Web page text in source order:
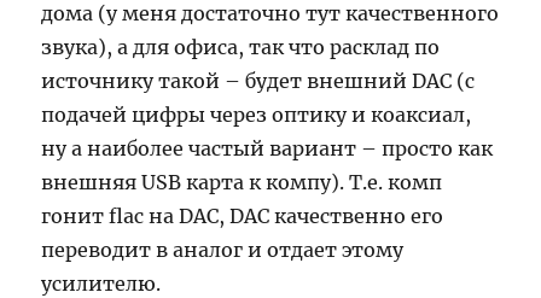
дома (у меня достаточно тут качественного
звука), а для офиса, так что расклад по
источнику такой – будет внешний DAC (с
подачей цифры через оптику и коаксиал,
ну а наиболее частый вариант – просто как
внешняя USB карта к компу). Т.е. комп
гонит flac на DAC, DAC качественно его
переводит в аналог и отдает этому
усилителю.